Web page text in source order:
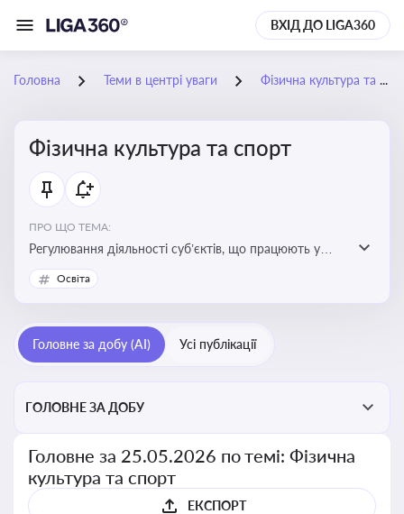
ВХІД ДО LIGA360
Головна Теми в центрі уваги Фізична культура та спорт
Фізична культура та спорт
ПРО ЩО ТЕМА:
Регулювання діяльності суб’єктів, що працюють у
сфері фізичної культури та спорту, включаючи
оздоровлення населення, професійний і аматорський
потенціалу, соціального захисту та ефективної
реалізації державної політики у цій галузі
Освіта
Головне за добу (AI) Усі публікації
ГОЛОВНЕ ЗА ДОБУ
Головне за 25.05.2026 по темі: Фізична
культура та спорт
ЕКСПОРТ